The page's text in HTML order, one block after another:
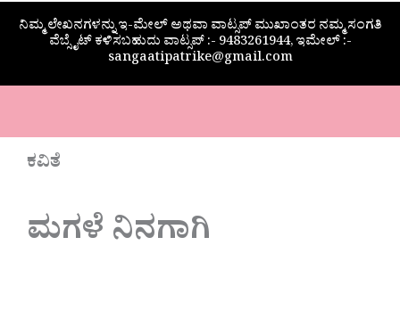
ನಿಮ್ಮ ಲೇಖನಗಳನ್ನು ಇ-ಮೇಲ್ ಅಥವಾ ವಾಟ್ಸಪ್ ಮುಖಾಂತರ ನಮ್ಮ ಸಂಗತಿ
ವೆಬ್ಸೈಟ್ ಕಳಿಸಬಹುದು ವಾಟ್ಸಪ್‌ :- 9483261944, ಇಮೇಲ್ :-
sangaatipatrike@gmail.com
ಕವಿತೆ
ಮಗಳೆ ನಿನಗಾಗಿ